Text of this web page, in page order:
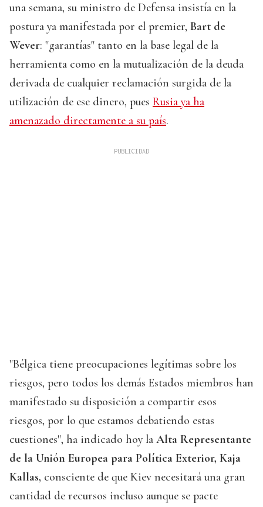
una semana, su ministro de Defensa insistía en la
postura ya manifestada por el premier, Bart de
Wever: "garantías" tanto en la base legal de la
herramienta como en la mutualización de la deuda
derivada de cualquier reclamación surgida de la
utilización de ese dinero, pues Rusia ya ha
amenazado directamente a su país.
"Bélgica tiene preocupaciones legítimas sobre los
riesgos, pero todos los demás Estados miembros han
manifestado su disposición a compartir esos
riesgos, por lo que estamos debatiendo estas
cuestiones", ha indicado hoy la Alta Representante
de la Unión Europea para Política Exterior, Kaja
Kallas, consciente de que Kiev necesitará una gran
cantidad de recursos incluso aunque se pacte